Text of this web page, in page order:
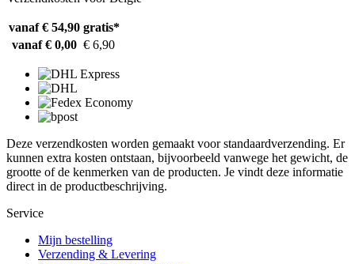
vanaf € 54,90 gratis*
vanaf € 0,00 € 6,90
Deze verzendkosten worden gemaakt voor standaardverzending. Er
kunnen extra kosten ontstaan, bijvoorbeeld vanwege het gewicht, de
grootte of de kenmerken van de producten. Je vindt deze informatie
direct in de productbeschrijving.
Service
Mijn bestelling
Verzending & Levering